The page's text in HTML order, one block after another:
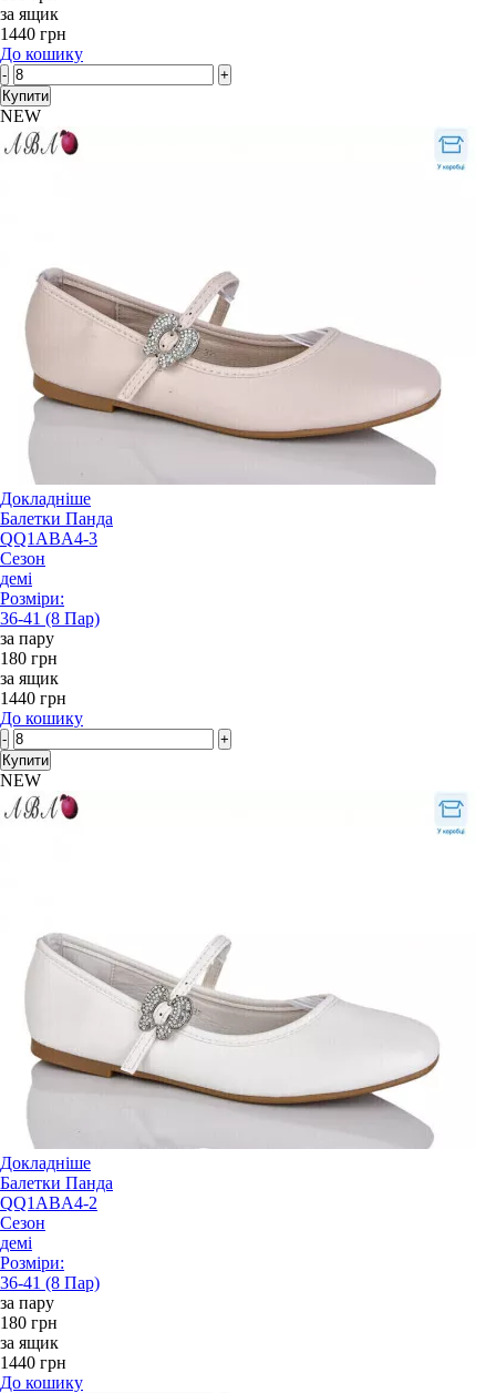
за ящик
1440 грн
До кошику
-
+
Купити
NEW
Докладніше
Балетки Панда
QQ1ABA4-3
Сезон
демі
Розміри:
36-41 (8 Пар)
за пару
180 грн
за ящик
1440 грн
До кошику
-
+
Купити
NEW
Докладніше
Балетки Панда
QQ1ABA4-2
Сезон
демі
Розміри:
36-41 (8 Пар)
за пару
180 грн
за ящик
1440 грн
До кошику